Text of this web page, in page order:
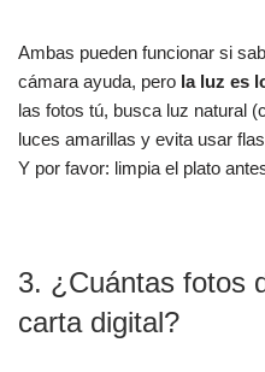
Ambas pueden funcionar si
cámara ayuda, pero la luz es
las fotos tú, busca luz natural
luces amarillas y evita usar
Y por favor: limpia el plato
3. ¿Cuántas fotos
carta digital?